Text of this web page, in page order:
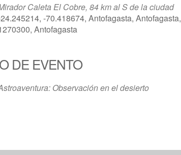
iCalendar
Caleta El Cobre, 84 km al S de la ciudad
-70.418674, Antofagasta, Antofagasta,
Antofagasta
DE EVENTO
Observación en el desierto